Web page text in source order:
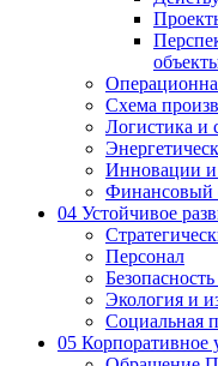
Схема
Логистика и
Инновации и
Финансовый
04 Устойчивое
Персонал
Экология и
Социальная
05 Корпоративное